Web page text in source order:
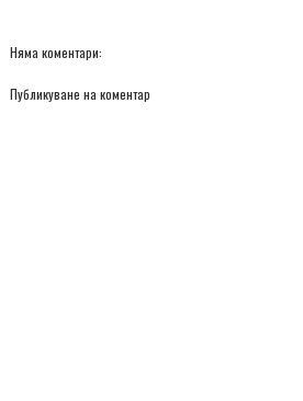
Няма коментари:
Публикуване на коментар